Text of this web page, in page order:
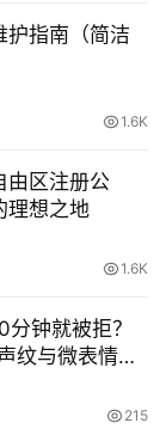
护指南（简洁
1.6K
由区注册公
理想之地
1.6K
钟就被拒？
纹与微表情识
215